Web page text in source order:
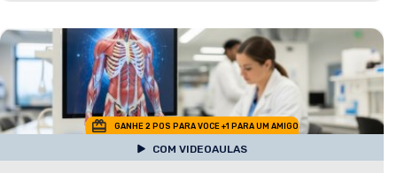
GANHE 2 POS PARA VOCE +1 PARA UM AMIGO
COM VIDEOAULAS